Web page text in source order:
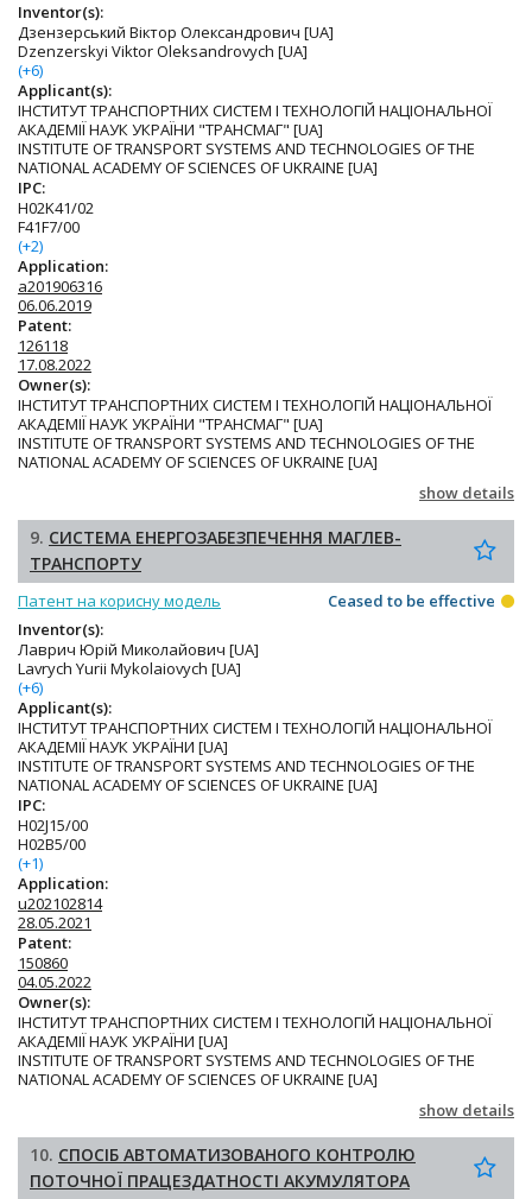
Inventor(s):
Дзензерський Віктор Олександрович [UA]
Dzenzerskyi Viktor Oleksandrovych [UA]
(+6)
Applicant(s):
ІНСТИТУТ ТРАНСПОРТНИХ СИСТЕМ І ТЕХНОЛОГІЙ НАЦІОНАЛЬНОЇ
АКАДЕМІЇ НАУК УКРАЇНИ "ТРАНСМАГ" [UA]
INSTITUTE OF TRANSPORT SYSTEMS AND TECHNOLOGIES OF THE
NATIONAL ACADEMY OF SCIENCES OF UKRAINE [UA]
IPC:
H02K41/02
F41F7/00
(+2)
Application:
a201906316
06.06.2019
Patent:
126118
17.08.2022
Owner(s):
ІНСТИТУТ ТРАНСПОРТНИХ СИСТЕМ І ТЕХНОЛОГІЙ НАЦІОНАЛЬНОЇ
АКАДЕМІЇ НАУК УКРАЇНИ "ТРАНСМАГ" [UA]
INSTITUTE OF TRANSPORT SYSTEMS AND TECHNOLOGIES OF THE
NATIONAL ACADEMY OF SCIENCES OF UKRAINE [UA]
show details
9. СИСТЕМА ЕНЕРГОЗАБЕЗПЕЧЕННЯ МАГЛЕВ-
ТРАНСПОРТУ
Патент на корисну модель
Ceased to be effective
Inventor(s):
Лаврич Юрій Миколайович [UA]
Lavrych Yurii Mykolaiovych [UA]
(+6)
Applicant(s):
ІНСТИТУТ ТРАНСПОРТНИХ СИСТЕМ І ТЕХНОЛОГІЙ НАЦІОНАЛЬНОЇ
АКАДЕМІЇ НАУК УКРАЇНИ [UA]
INSTITUTE OF TRANSPORT SYSTEMS AND TECHNOLOGIES OF THE
NATIONAL ACADEMY OF SCIENCES OF UKRAINE [UA]
IPC:
H02J15/00
H02B5/00
(+1)
Application:
u202102814
28.05.2021
Patent:
150860
04.05.2022
Owner(s):
ІНСТИТУТ ТРАНСПОРТНИХ СИСТЕМ І ТЕХНОЛОГІЙ НАЦІОНАЛЬНОЇ
АКАДЕМІЇ НАУК УКРАЇНИ [UA]
INSTITUTE OF TRANSPORT SYSTEMS AND TECHNOLOGIES OF THE
NATIONAL ACADEMY OF SCIENCES OF UKRAINE [UA]
show details
10. СПОСІБ АВТОМАТИЗОВАНОГО КОНТРОЛЮ
ПОТОЧНОЇ ПРАЦЕЗДАТНОСТІ АКУМУЛЯТОРА